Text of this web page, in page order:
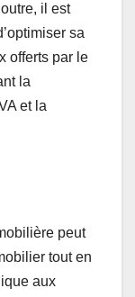
il est
sa
offerts par le
la
et la
peut
tout en
aux